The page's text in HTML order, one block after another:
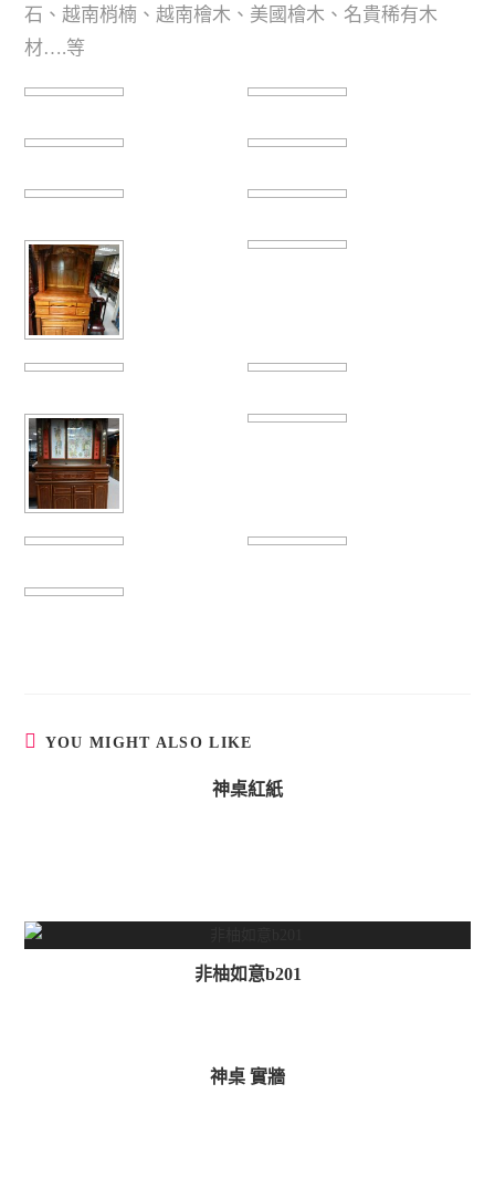
石、越南梢楠、越南檜木、美國檜木、名貴稀有木
材….等
YOU MIGHT ALSO LIKE
神桌紅紙
非柚如意b201
神桌 實牆